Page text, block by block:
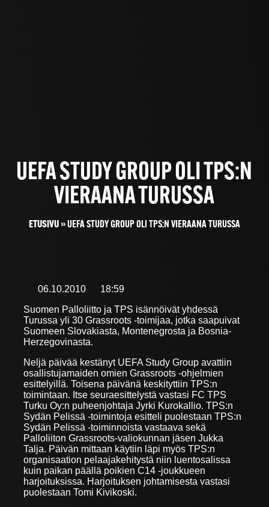
UEFA STUDY GROUP OLI TPS:N
VIERAANA TURUSSA
ETUSIVU»UEFA STUDY GROUP OLI TPS:N VIERAANA TURUSSA
06.10.2010
18:59
Suomen Palloliitto ja TPS isännöivät yhdessä
Turussa yli 30 Grassroots -toimijaa, jotka saapuivat
Suomeen Slovakiasta, Montenegrosta ja Bosnia-
Herzegovinasta.
Neljä päivää kestänyt UEFA Study Group avattiin
osallistujamaiden omien Grassroots -ohjelmien
esittelyillä. Toisena päivänä keskityttiin TPS:n
toimintaan. Itse seuraesittelystä vastasi FC TPS
Turku Oy:n puheenjohtaja Jyrki Kurokallio. TPS:n
Sydän Pelissä -toimintoja esitteli puolestaan TPS:n
Sydän Pelissä -toiminnoista vastaava sekä
Palloliiton Grassroots-valiokunnan jäsen Jukka
Talja. Päivän mittaan käytiin läpi myös TPS:n
organisaation pelaajakehitystä niin luentosalissa
kuin paikan päällä poikien C14 -joukkueen
harjoituksissa. Harjoituksen johtamisesta vastasi
puolestaan Tomi Kivikoski.